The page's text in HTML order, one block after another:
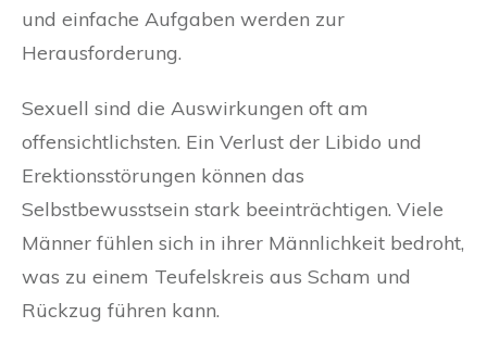
und einfache Aufgaben werden zur
Herausforderung.
Sexuell sind die Auswirkungen oft am
offensichtlichsten. Ein Verlust der Libido und
Erektionsstörungen können das
Selbstbewusstsein stark beeinträchtigen. Viele
Männer fühlen sich in ihrer Männlichkeit bedroht,
was zu einem Teufelskreis aus Scham und
Rückzug führen kann.